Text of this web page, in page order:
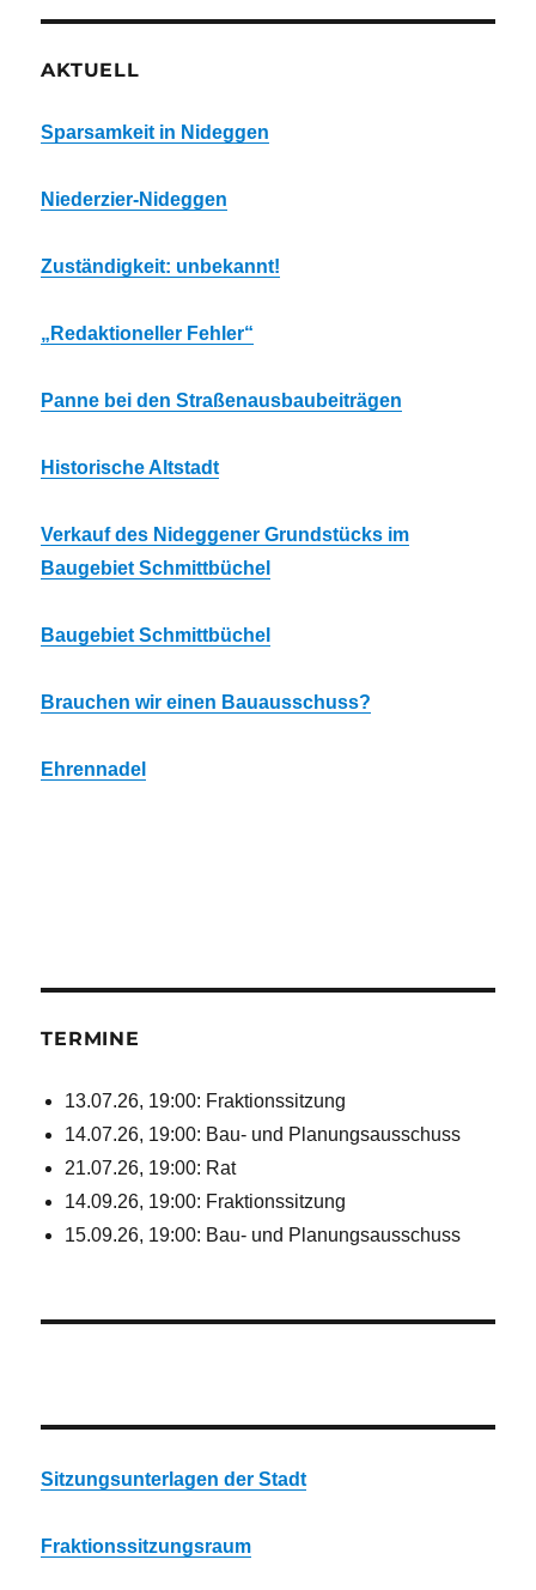
AKTUELL
Sparsamkeit in Nideggen
Niederzier-Nideggen
Zuständigkeit: unbekannt!
„Redaktioneller Fehler“
Panne bei den Straßenausbaubeiträgen
Historische Altstadt
Verkauf des Nideggener Grundstücks im
Baugebiet Schmittbüchel
Baugebiet Schmittbüchel
Brauchen wir einen Bauausschuss?
Ehrennadel
TERMINE
13.07.26, 19:00: Fraktionssitzung
14.07.26, 19:00: Bau- und Planungsausschuss
21.07.26, 19:00: Rat
14.09.26, 19:00: Fraktionssitzung
15.09.26, 19:00: Bau- und Planungsausschuss
Sitzungsunterlagen der Stadt
Fraktionssitzungsraum